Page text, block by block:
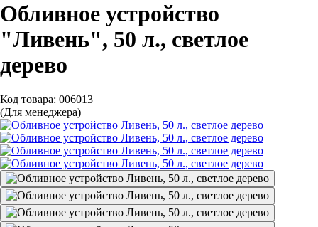
Обливное устройство
"Ливень", 50 л., светлое
дерево
Код товара: 006013
(Для менеджера)